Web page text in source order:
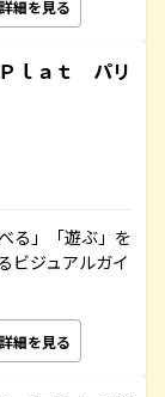
詳細を見る
ｌａｔ パリ
る」「遊ぶ」を
ビジュアルガイ
詳細を見る